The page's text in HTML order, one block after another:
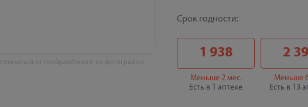
от изображённого на фотографии
Срок годности:
1 938
Меньше 2 мес.
Есть в 1 аптеке
2
Меньше
Есть в 13